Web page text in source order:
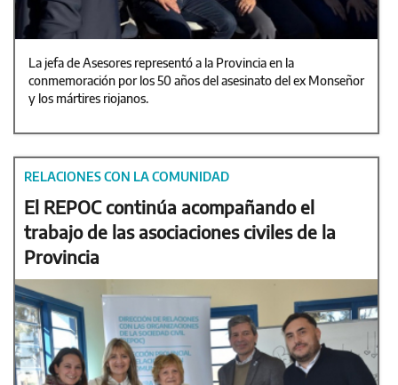
La jefa de Asesores representó a la Provincia en la
conmemoración por los 50 años del asesinato del ex Monseñor
y los mártires riojanos.
RELACIONES CON LA COMUNIDAD
El REPOC continúa acompañando el
trabajo de las asociaciones civiles de la
Provincia